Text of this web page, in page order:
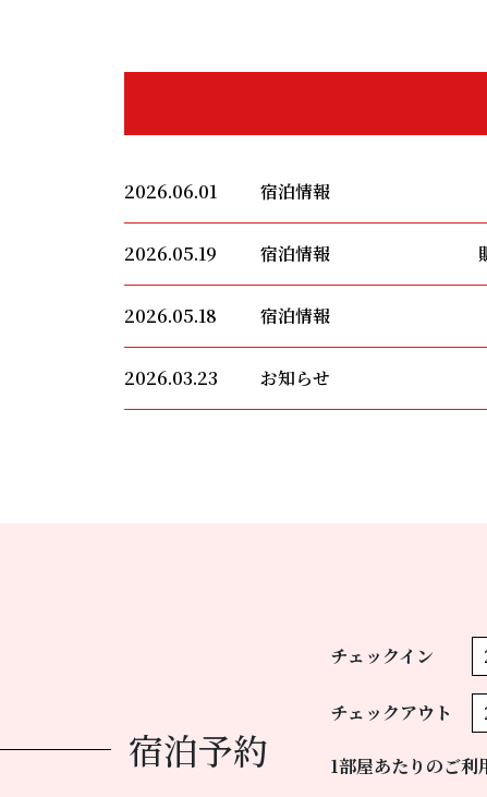
2026.06.01 宿泊情報
2026.05.19 宿泊情報
2026.05.18 宿泊情報
2026.03.23 お知らせ
宿泊予約
チェックイン
チェックアウト
1部屋あたりのご利